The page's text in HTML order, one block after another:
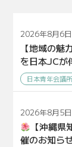
2026年8月6日
【地域の魅
を日本JCが
日本青年会議所
2026年8月5日
【沖縄
催のお知らせ